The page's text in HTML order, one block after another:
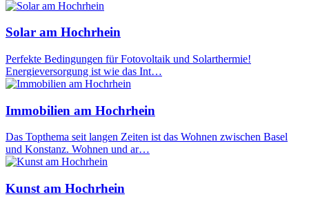
Solar am Hochrhein
Perfekte Bedingungen für Fotovoltaik und Solarthermie!
Energieversorgung ist wie das Int…
Immobilien am Hochrhein
Das Topthema seit langen Zeiten ist das Wohnen zwischen Basel
und Konstanz. Wohnen und ar…
Kunst am Hochrhein